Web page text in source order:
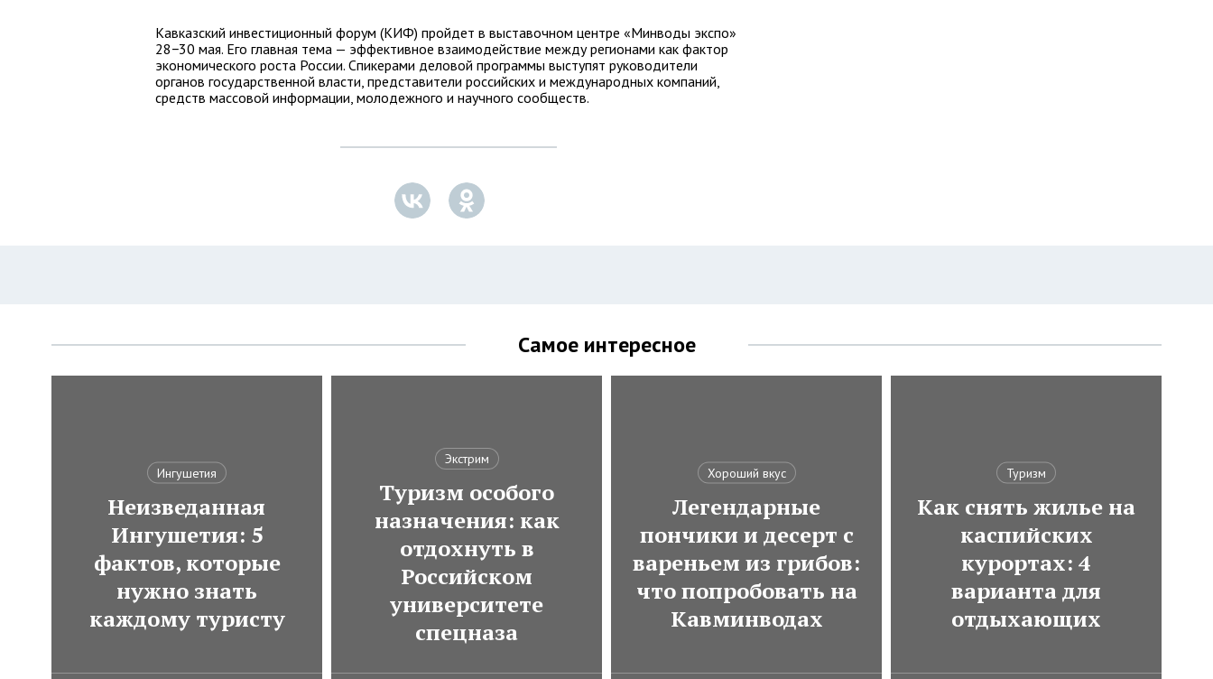
Кавказский инвестиционный форум (КИФ) пройдет в выставочном центре «Минводы экспо»
28−30 мая. Его главная тема — эффективное взаимодействие между регионами как фактор
экономического роста России. Спикерами деловой программы выступят руководители
органов государственной власти, представители российских и международных компаний,
средств массовой информации, молодежного и научного сообществ.
Самое интересное
Ингушетия
Неизведанная
Ингушетия: 5
фактов, которые
нужно знать
каждому туристу
Экстрим
Туризм особого
назначения: как
отдохнуть в
Российском
университете
спецназа
Хороший вкус
Легендарные
пончики и десерт с
вареньем из грибов:
что попробовать на
Кавминводах
Туризм
Как снять жилье на
каспийских
курортах: 4
варианта для
отдыхающих